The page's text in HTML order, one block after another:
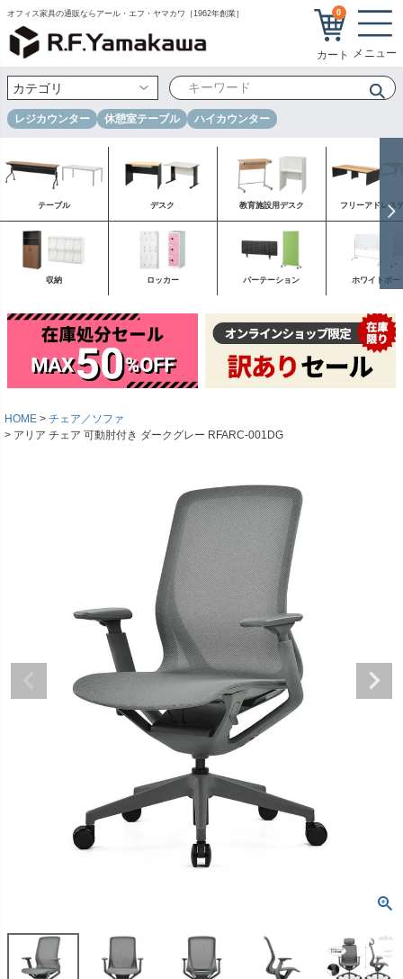
オフィス家具の通販ならアール・エフ・ヤマカワ［1962年創業］ 0
レジカウンター 休憩室テーブル ハイカウンター
テーブル デスク 教育施設用デスク フリーアドレス
収納 ロッカー パーテーション ホワイトボー
HOME
チェア／ソファ
アリア チェア 可動肘付き ダークグレー RFARC-001DG